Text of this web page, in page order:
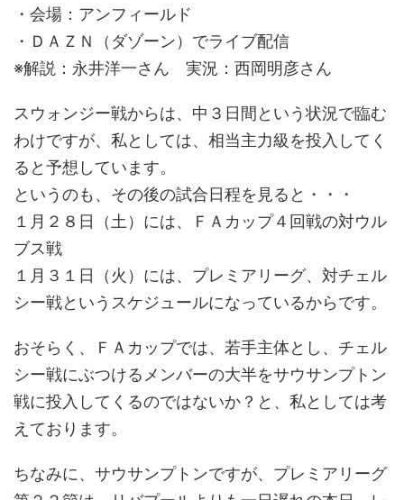
・会場：アンフィールド
・ＤＡＺＮ（ダゾーン）でライブ配信
※解説：永井洋一さん 実況：西岡明彦さん
スウォンジー戦からは、中３日間という状況で臨む
わけですが、私としては、相当主力級を投入してく
ると予想しています。
というのも、その後の試合日程を見ると・・・
１月２８日（土）には、ＦＡカップ４回戦の対ウル
ブス戦
１月３１日（火）には、プレミアリーグ、対チェル
シー戦というスケジュールになっているからです。
おそらく、ＦＡカップでは、若手主体とし、チェル
シー戦にぶつけるメンバーの大半をサウサンプトン
戦に投入してくるのではないか？と、私としては考
えております。
ちなみに、サウサンプトンですが、プレミアリーグ